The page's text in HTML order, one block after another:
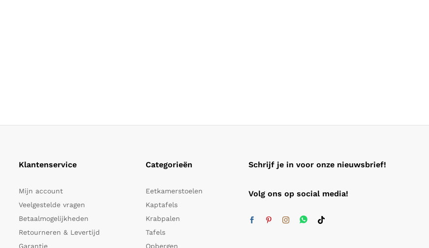
Klantenservice
Mijn account
Veelgestelde vragen
Betaalmogelijkheden
Retourneren & Levertijd
Garantie
Categorieën
Eetkamerstoelen
Kaptafels
Krabpalen
Tafels
Opbergen
Schrijf je in voor onze nieuwsbrief!
Volg ons op social media!